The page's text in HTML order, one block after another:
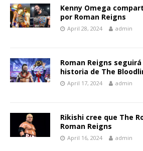
Kenny Omega
por Roman Reigns
April 28, 2024 admin
Roman Reigns
historia de The
April 17, 2024 admin
Rikishi cree que The
Roman Reigns
April 16, 2024 admin